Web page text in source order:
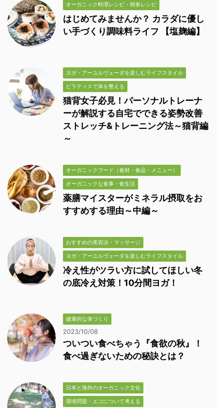
オーガニック料理レシピ・簡単レシピ
はじめてみませんか？ カラダに優し
い手づくり調味料ライフ 【塩麹編】
ヨガ・アーユルヴェーダを楽しむライフスタイル
ピラティスで体を整える
猫背女子必見！パーソナルトレーナ
ーが解説する自宅でできる姿勢改善
ストレッチ&トレーニング法～猫背編
～
オーガニックフード（食材・食品・メニュー）
オーガニックな食事・食生活
薬膳マイスターがミネラル摂取をお
すすめする理由～中編～
おすすめの美容法・マッサージ
ヨガ・アーユルヴェーダを楽しむライフスタイル
冷え性がツラい方に試してほしい冬
の底冷え対策！10分間ヨガ！
健康的な体づくり
2023/10/08
ついつい食べちゃう『食欲の秋』！
食べ過ぎないための秘訣とは？
日本と海外のオーガニック文化
環境問題・エコについて考える